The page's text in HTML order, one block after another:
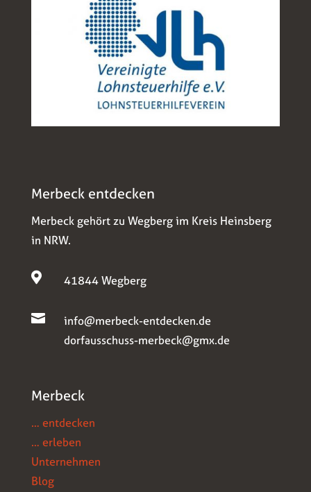
Merbeck entdecken
Merbeck gehört zu Wegberg im Kreis Heinsberg
in NRW.
 41844 Wegberg

info@merbeck-entdecken.de
dorfausschuss-merbeck@gmx.de
Merbeck
… entdecken
… erleben
Unternehmen
Blog